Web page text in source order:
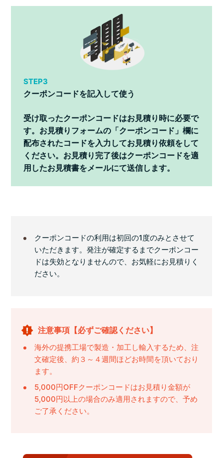
STEP3
クーポンコードを記入して使う
受け取ったクーポンコードはお見積り時に必要で
す。お見積りフォームの「クーポンコード」欄に
配布されたコードを入力してお見積り依頼をして
ください。お見積り完了後はクーポンコードを適
用したお見積書をメールにて送信します。
クーポンコードの利用は初回の1度のみとさせて
いただきます。発注が確定するまでクーポンコー
ドは失効となりませんので、お気軽にお見積りく
ださい。
注意事項【必ずご確認ください】
海外の提携工場で製造・加工し輸入するため、注
文確定後、約３～４週間ほどお時間を頂いており
ます。
5,000円OFFクーポンコードはお見積り金額が
5,000円以上の場合のみ適用されますので、予め
ご了承ください。